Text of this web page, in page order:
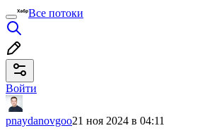
Все потоки
Войти
pnaydanovgoo21 ноя 2024 в 04:11